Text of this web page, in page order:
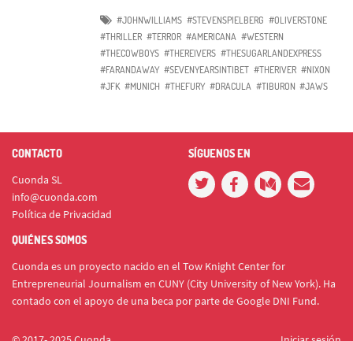
#JOHNWILLIAMS #STEVENSPIELBERG #OLIVERSTONE
#THRILLER #TERROR #AMERICANA #WESTERN
#THECOWBOYS #THEREIVERS #THESUGARLANDEXPRESS
#FARANDAWAY #SEVENYEARSINTIBET #THERIVER #NIXON
#JFK #MUNICH #THEFURY #DRACULA #TIBURON #JAWS
CONTACTO
Cuonda SL
info@cuonda.com
Política de Privacidad
SÍGUENOS EN
QUIÉNES SOMOS
Cuonda es un proyecto nacido en el Tow Knight Center for
Entrepreneurial Journalism en CUNY (City University of New York). Ha
contado con el apoyo de una beca por parte de Google DNI Fund.